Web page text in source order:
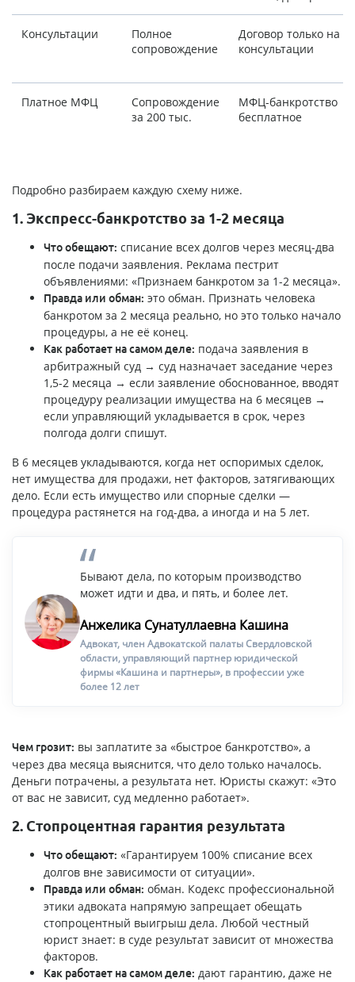
Консультации
Полное
сопровождение
Договор только на
консультации
Платное МФЦ
Сопровождение
за 200 тыс.
МФЦ-банкротство
бесплатное
Подробно разбираем каждую схему ниже.
1. Экспресс-банкротство за 1-2 месяца
Что обещают: списание всех долгов через месяц-два
после подачи заявления. Реклама пестрит
объявлениями: «Признаем банкротом за 1-2 месяца».
Правда или обман: это обман. Признать человека
банкротом за 2 месяца реально, но это только начало
процедуры, а не её конец.
Как работает на самом деле: подача заявления в
арбитражный суд → суд назначает заседание через
1,5-2 месяца → если заявление обоснованное, вводят
процедуру реализации имущества на 6 месяцев →
если управляющий укладывается в срок, через
полгода долги спишут.
В 6 месяцев укладываются, когда нет оспоримых сделок,
нет имущества для продажи, нет факторов, затягивающих
дело. Если есть имущество или спорные сделки —
процедура растянется на год-два, а иногда и на 5 лет.
Бывают дела, по которым производство
может идти и два, и пять, и более лет.
Анжелика Сунатуллаевна Кашина
Адвокат, член Адвокатской палаты Свердловской
области, управляющий партнер юридической
фирмы «Кашина и партнеры», в профессии уже
более 12 лет
Чем грозит: вы заплатите за «быстрое банкротство», а
через два месяца выяснится, что дело только началось.
Деньги потрачены, а результата нет. Юристы скажут: «Это
от вас не зависит, суд медленно работает».
2. Стопроцентная гарантия результата
Что обещают: «Гарантируем 100% списание всех
долгов вне зависимости от ситуации».
Правда или обман: обман. Кодекс профессиональной
этики адвоката напрямую запрещает обещать
стопроцентный выигрыш дела. Любой честный
юрист знает: в суде результат зависит от множества
факторов.
Как работает на самом деле: дают гарантию, даже не